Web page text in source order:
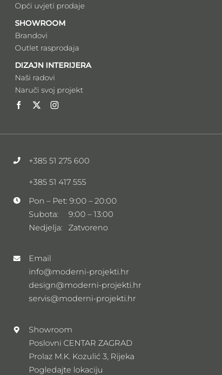
Opći uvjeti prodaje
SHOWROOM
Brandovi
Outlet rasprodaja
DIZAJN INTERIJERA
Naši radovi
Naruči svoj projekt
+385 51 275 600
+385 51 417 555
Pon – Pet: 9:00 – 20:00
Subota: 9:00 – 13:00
Nedjelja: Zatvoreno
Email
info@moderni-projekti.hr
design@moderni-projekti.hr
servis@moderni-projekti.hr
Showroom
Poslovni CENTAR ZAGRAD
Prolaz M.K. Kozulić 3, Rijeka
Pogledajte lokaciju